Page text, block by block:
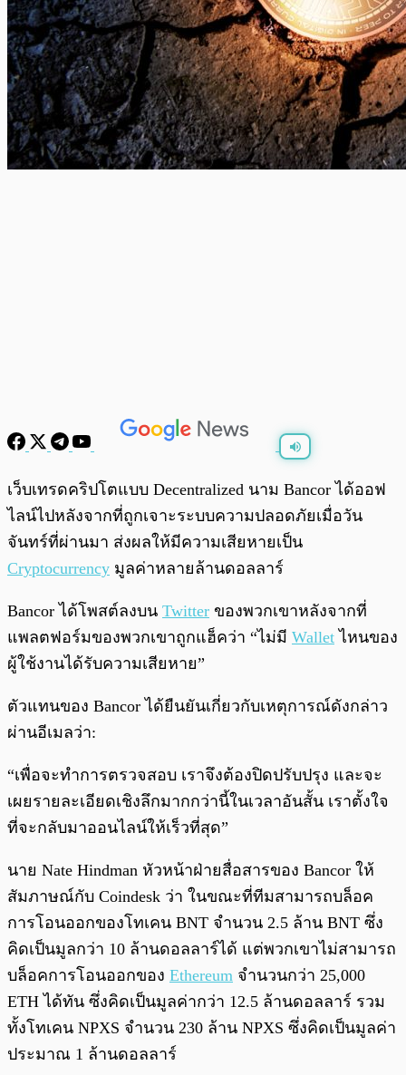
พร้อมเล่น / 0:00
เว็บเทรดคริปโตแบบ Decentralized นาม Bancor ได้ออฟ
ไลน์ไปหลังจากที่ถูกเจาะระบบความปลอดภัยเมื่อวัน
จันทร์ที่ผ่านมา ส่งผลให้มีความเสียหายเป็น
Cryptocurrency มูลค่าหลายล้านดอลลาร์
Bancor ได้โพสต์ลงบน Twitter ของพวกเขาหลังจากที่
แพลตฟอร์มของพวกเขาถูกแฮ็คว่า “ไม่มี Wallet ไหนของ
ผู้ใช้งานได้รับความเสียหาย”
ตัวแทนของ Bancor ได้ยืนยันเกี่ยวกับเหตุการณ์ดังกล่าว
ผ่านอีเมลว่า:
“เพื่อจะทำการตรวจสอบ เราจึงต้องปิดปรับปรุง และจะ
เผยรายละเอียดเชิงลึกมากกว่านี้ในเวลาอันสั้น เราตั้งใจ
ที่จะกลับมาออนไลน์ให้เร็วที่สุด”
นาย Nate Hindman หัวหน้าฝ่ายสื่อสารของ Bancor ให้
สัมภาษณ์กับ Coindesk ว่า ในขณะที่ทีมสามารถบล็อค
การโอนออกของโทเคน BNT จำนวน 2.5 ล้าน BNT ซึ่ง
คิดเป็นมูลกว่า 10 ล้านดอลลาร์ได้ แต่พวกเขาไม่สามารถ
บล็อคการโอนออกของ Ethereum จำนวนกว่า 25,000
ETH ได้ทัน ซึ่งคิดเป็นมูลค่ากว่า 12.5 ล้านดอลลาร์ รวม
ทั้งโทเคน NPXS จำนวน 230 ล้าน NPXS ซึ่งคิดเป็นมูลค่า
ประมาณ 1 ล้านดอลลาร์